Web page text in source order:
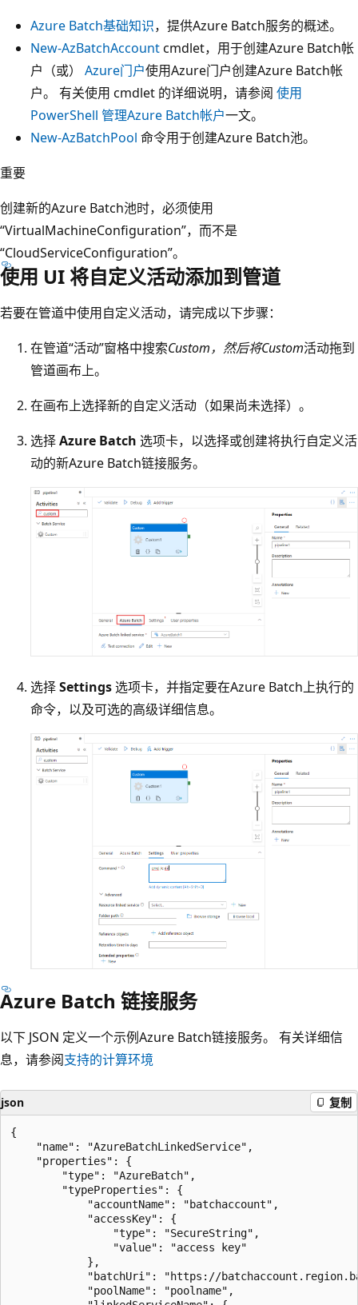
Azure Batch基础知识，提供Azure Batch服务的概述。
New-AzBatchAccountcmdlet，用于创建Azure Batch帐
户（或） Azure门户使用Azure门户创建Azure Batch帐
户。 有关使用 cmdlet 的详细说明，请参阅 使用
PowerShell 管理Azure Batch帐户一文。
New-AzBatchPool 命令用于创建Azure Batch池。
重要
创建新的Azure Batch池时，必须使用
“VirtualMachineConfiguration”，而不是
“CloudServiceConfiguration”。
使用 UI 将自定义活动添加到管道
若要在管道中使用自定义活动，请完成以下步骤：
在管道“活动”窗格中搜索Custom，然后将Custom活动拖到
管道画布上。
在画布上选择新的自定义活动（如果尚未选择）。
选择Azure Batch 选项卡，以选择或创建将执行自定义活
动的新Azure Batch链接服务。
选择Settings选项卡，并指定要在Azure Batch上执行的
命令，以及可选的高级详细信息。
Azure Batch 链接服务
以下 JSON 定义一个示例Azure Batch链接服务。 有关详细信
息，请参阅支持的计算环境
json 复制
{
    "name": "AzureBatchLinkedService",
    "properties": {
        "type": "AzureBatch",
        "typeProperties": {
            "accountName": "batchaccount",
            "accessKey": {
                "type": "SecureString",
                "value": "access key"
            },
"batchUri": "https://
            "poolName": "poolname",